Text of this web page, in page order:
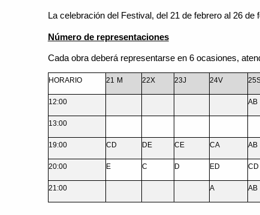
La celebración del Festival, del 21 de febrero al 26 de
Número de representaciones
Cada obra deberá representarse en 6 ocasiones,
HORARIO 21 M 22X 23J 24V
12:00 AB
13:00
19:00 CD DE CE CA AB
20:00 E C D ED CD
21:00 A AB